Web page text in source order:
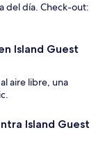
del día. Check-out:
Island Guest
aire libre, una
Island Guest